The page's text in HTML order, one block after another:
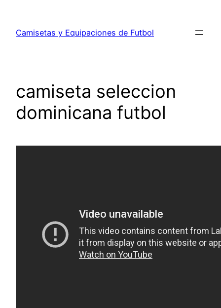
contenido
Camisetas y Equipaciones de Futbol
camiseta seleccion
dominicana futbol